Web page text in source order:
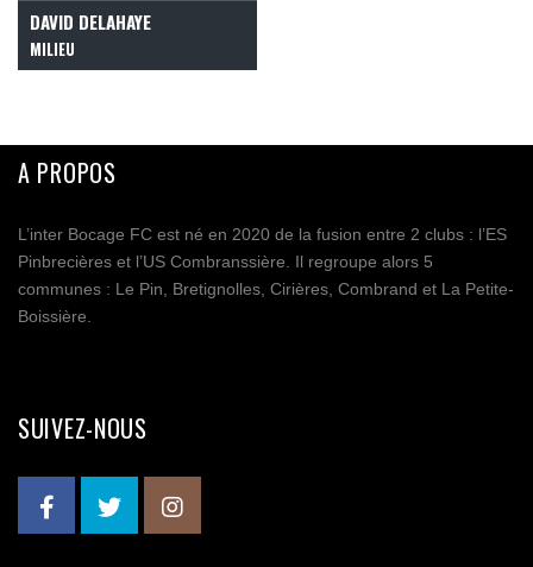
DAVID DELAHAYE
MILIEU
A PROPOS
L’inter Bocage FC est né en 2020 de la fusion entre 2 clubs : l’ES
Pinbrecières et l’US Combranssière. Il regroupe alors 5
communes : Le Pin, Bretignolles, Cirières, Combrand et La Petite-
Boissière.
SUIVEZ-NOUS